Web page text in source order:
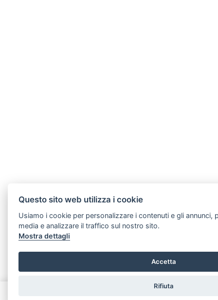
Questo sito web utilizza i cookie
Usiamo i cookie per personalizzare i contenuti e gli annunci,
media e analizzare il traffico sul nostro sito.
Mostra dettagli
Accetta
Rifiuta